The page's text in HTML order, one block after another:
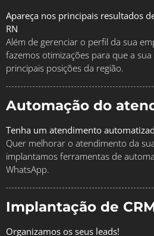
Apareça nos principais resultados
RN
Além de gerenciar o perfil da sua
fazemos otimizações para que a
principais posições da região.
Automação do
Tenha um atendimento
Quer melhorar o atendimento da
implantamos ferramentas de
WhatsApp.
Implantação de
Organizamos os seus leads!